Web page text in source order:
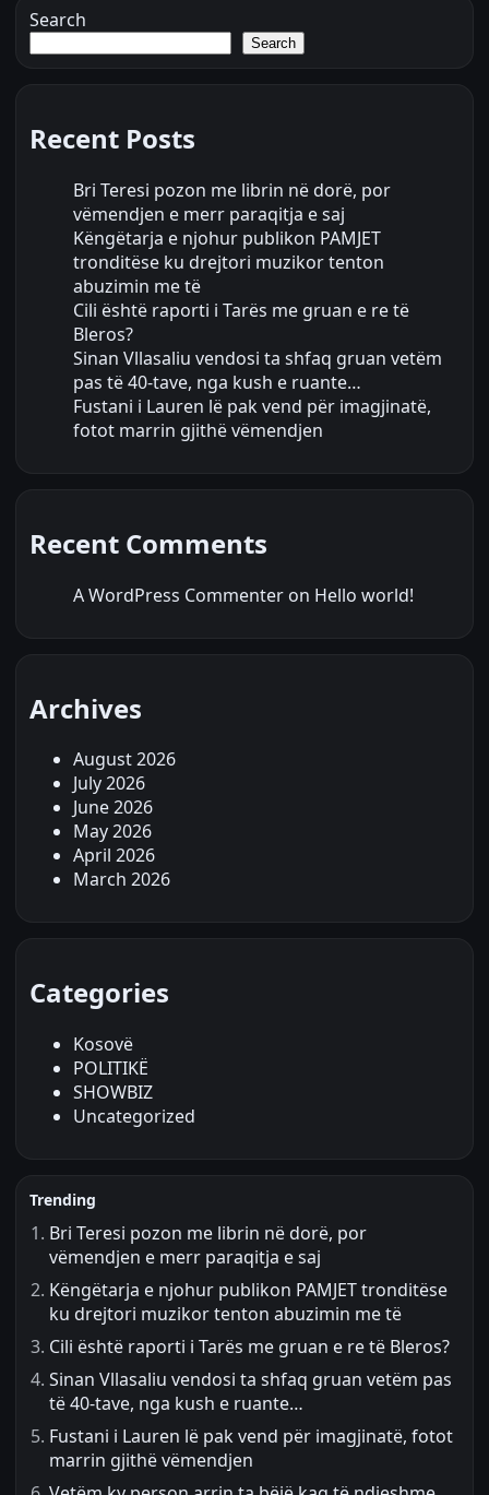
Search
Search
Recent Posts
Bri Teresi pozon me librin në dorë, por
vëmendjen e merr paraqitja e saj
Këngëtarja e njohur publikon PAMJET
tronditëse ku drejtori muzikor tenton
abuzimin me të
Cili është raporti i Tarës me gruan e re të
Bleros?
Sinan Vllasaliu vendosi ta shfaq gruan vetëm
pas të 40-tave, nga kush e ruante…
Fustani i Lauren lë pak vend për imagjinatë,
fotot marrin gjithë vëmendjen
Recent Comments
A WordPress Commenter on Hello world!
Archives
August 2026
July 2026
June 2026
May 2026
April 2026
March 2026
Categories
Kosovë
POLITIKË
SHOWBIZ
Uncategorized
Trending
Bri Teresi pozon me librin në dorë, por
vëmendjen e merr paraqitja e saj
Këngëtarja e njohur publikon PAMJET tronditëse
ku drejtori muzikor tenton abuzimin me të
Cili është raporti i Tarës me gruan e re të Bleros?
Sinan Vllasaliu vendosi ta shfaq gruan vetëm pas
të 40-tave, nga kush e ruante…
Fustani i Lauren lë pak vend për imagjinatë, fotot
marrin gjithë vëmendjen